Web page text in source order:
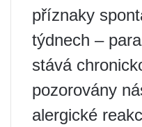
příznaky
týdnech –
stává
pozorovány
alergické